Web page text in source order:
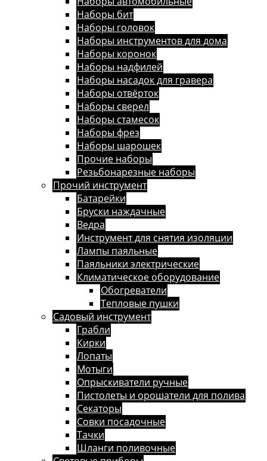
Наборы бит
Наборы головок
Наборы инструментов для дома
Наборы коронок
Наборы надфилей
Наборы насадок для гравера
Наборы отвёрток
Наборы сверел
Наборы стамесок
Наборы фрез
Наборы шарошек
Прочие наборы
Резьбонарезные наборы
Прочий инструмент
Батарейки
Бруски наждачные
Ведра
Инструмент для снятия изоляции
Лампы паяльные
Паяльники электрические
Климатическое оборудование
Обогреватели
Тепловые пушки
Садовый инструмент
Грабли
Кирки
Лопаты
Мотыги
Опрыскиватели ручные
Пистолеты и орошатели для полива
Секаторы
Совки посадочные
Тачки
Шланги поливочные